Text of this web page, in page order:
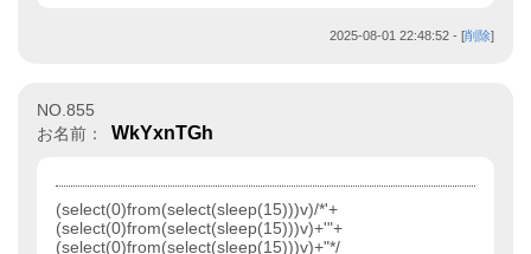
2025-08-01 22:48:52 - [削除]
NO.855
お名前：
WkYxnTGh
(select(0)from(select(sleep(15)))v)/*'+
(select(0)from(select(sleep(15)))v)+'"+
(select(0)from(select(sleep(15)))v)+"*/